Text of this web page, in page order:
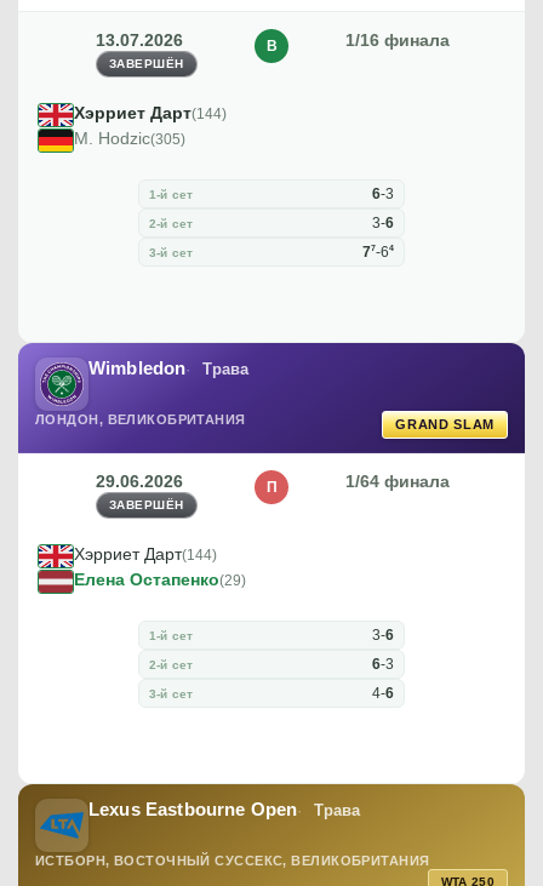
13.07.2026
ЗАВЕРШЁН
1/16 финала
В
Хэрриет Дарт(144)
M. Hodzic(305)
1-й сет 6-3
2-й сет 3-6
3-й сет 77-64
Wimbledon Трава
ЛОНДОН, ВЕЛИКОБРИТАНИЯ GRAND SLAM
29.06.2026
ЗАВЕРШЁН
1/64 финала
П
Хэрриет Дарт(144)
Елена Остапенко(29)
1-й сет 3-6
2-й сет 6-3
3-й сет 4-6
Lexus Eastbourne Open Трава
ИСТБОРН, ВОСТОЧНЫЙ СУССЕКС, ВЕЛИКОБРИТАНИЯ
WTA 250